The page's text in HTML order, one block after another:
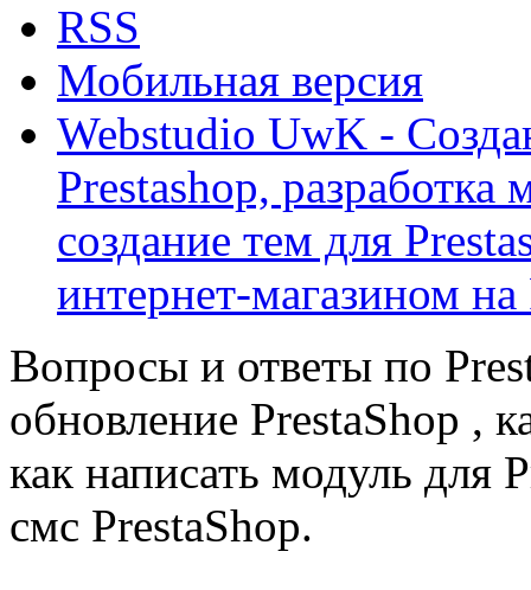
RSS
Мобильная версия
Webstudio UwK -
Prestashop, разработка
создание тем для
интернет-магазином на
Вопросы и ответы по
обновление PrestaShop ,
как написать модуль для
смс PrestaShop.